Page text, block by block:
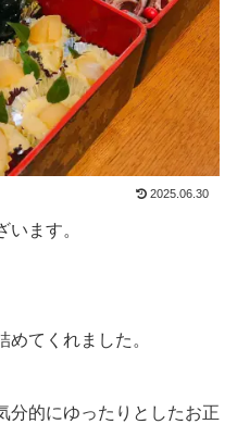
2025.06.30
ます。
てくれました。
分的にゆったりとしたお正